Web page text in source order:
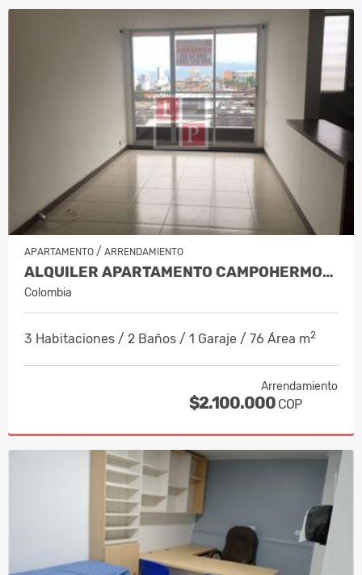
APARTAMENTO / ARRENDAMIENTO
ALQUILER APARTAMENTO CAMPOHERMOSO…
Colombia
3 Habitaciones / 2 Baños / 1 Garaje / 76 Área m2
Arrendamiento
$2.100.000 COP